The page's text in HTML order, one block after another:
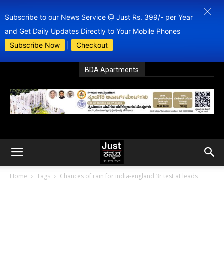
Subscribe to our News Service @ Just Rs. 399/- per Year
and Get Daily Updates Directly to Your Mobile Phones
Subscribe Now
Checkout
BDA Apartments
Home Tags Chances of rain for india-england 3r test at leads